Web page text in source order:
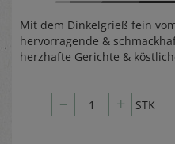
Mit dem Dinkelgrieß fein
hervorragende &
herzhafte Gerichte &
– 1 + STK